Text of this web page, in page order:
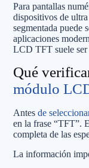
Para pantallas
dispositivos de
segmentada puede
aplicaciones
LCD TFT suele ser
Qué
módulo
Antes de
en la frase “TFT”.
completa de las
La información